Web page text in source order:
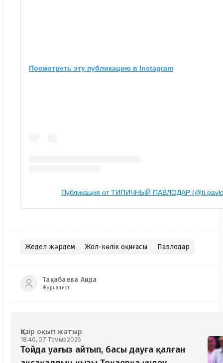
Посмотреть эту публикацию в Instagram
Публикация от ТИПИЧНЫЙ ПАВЛОДАР
Жедел жәрдем Жол-көлік оқиғасы Павлодар
Тақабаева Аида
Журналист
Қазір оқып жатыр
18:46, 07 Тамыз 2026
Тойда уағыз айтып, басы дауға қалған